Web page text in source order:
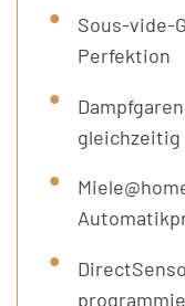
Sous-vide-
Perfektion
gleichzeitig